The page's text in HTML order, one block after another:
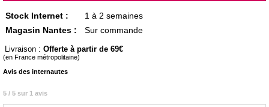
Stock Internet :
1 à 2 semaines
Magasin Nantes :
Sur commande
Livraison : Offerte à partir de 69
(en France métropolitaine)
Avis des internautes
5 / 5 sur 1 avis